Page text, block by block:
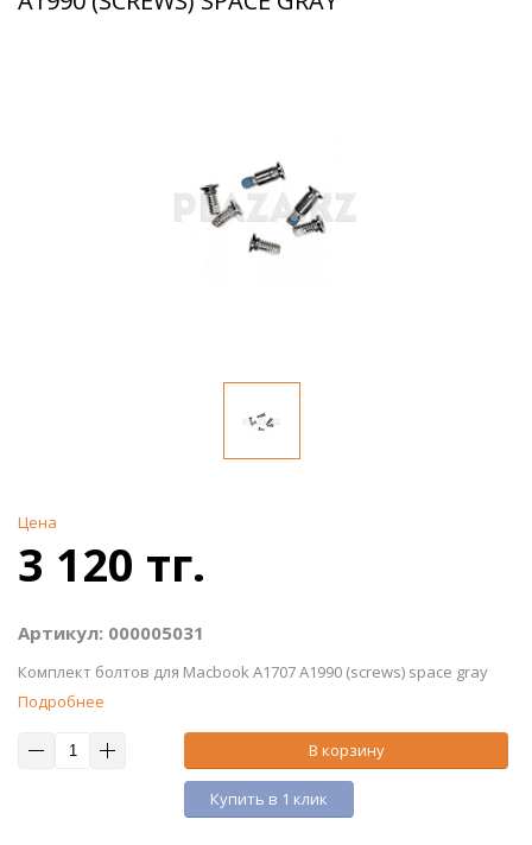
Цена
3 120 тг.
Артикул: 000005031
Комплект болтов для Macbook A1707 A1990 (screws) space gray
Подробнее
В корзину
Купить в 1 клик